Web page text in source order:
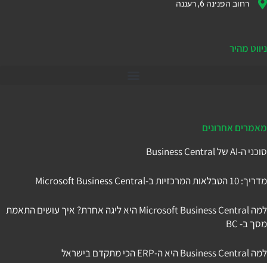
רחוב הפנינה 6, רעננה
ניווט מהיר
מאמרים אחרונים
סוכני ה-AI של Business Central
מדריך: 10 הטבלאות המרכזיות ב-Microsoft Business Central
למה Microsoft Business Central היא ליגה אחרת? איך עושים התאמת
מסך ב- BC
למה Business Central היא ה-ERP הכי מתקדם בישראל